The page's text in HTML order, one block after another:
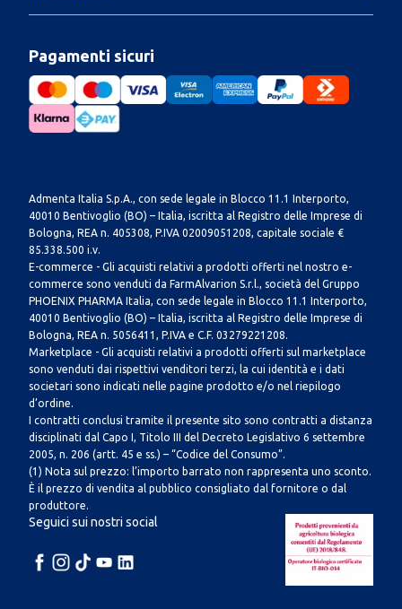
Pagamenti sicuri
Admenta Italia S.p.A., con sede legale in Blocco 11.1 Interporto,
40010 Bentivoglio (BO) – Italia, iscritta al Registro delle Imprese di
Bologna, REA n. 405308, P.IVA 02009051208, capitale sociale €
85.338.500 i.v.
E-commerce - Gli acquisti relativi a prodotti offerti nel nostro e-
commerce sono venduti da FarmAlvarion S.r.l., società del Gruppo
PHOENIX PHARMA Italia, con sede legale in Blocco 11.1 Interporto,
40010 Bentivoglio (BO) – Italia, iscritta al Registro delle Imprese di
Bologna, REA n. 5056411, P.IVA e C.F. 03279221208.
Marketplace - Gli acquisti relativi a prodotti offerti sul marketplace
sono venduti dai rispettivi venditori terzi, la cui identità e i dati
societari sono indicati nelle pagine prodotto e/o nel riepilogo
d’ordine.
I contratti conclusi tramite il presente sito sono contratti a distanza
disciplinati dal Capo I, Titolo III del Decreto Legislativo 6 settembre
2005, n. 206 (artt. 45 e ss.) – “Codice del Consumo”.
(1) Nota sul prezzo: l’importo barrato non rappresenta uno sconto.
È il prezzo di vendita al pubblico consigliato dal fornitore o dal
produttore.
Seguici sui nostri social